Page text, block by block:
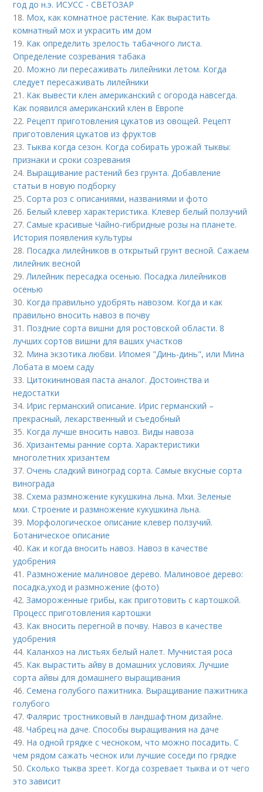
год до н.э. ИСУСС - СВЕТОЗАР
18. Мох, как комнатное растение. Как вырастить
комнатный мох и украсить им дом
19. Как определить зрелость табачного листа.
Определение созревания табака
20. Можно ли пересаживать лилейники летом. Когда
следует пересаживать лилейники
21. Как вывести клен американский с огорода навсегда.
Как появился американский клен в Европе
22. Рецепт приготовления цукатов из овощей. Рецепт
приготовления цукатов из фруктов
23. Тыква когда сезон. Когда собирать урожай тыквы:
признаки и сроки созревания
24. Выращивание растений без грунта. Добавление
статьи в новую подборку
25.Сорта роз с описаниями, названиями и фото
26. Белый клевер характеристика. Клевер белый ползучий
27.Самые красивые Чайно-гибридные розы на планете.
История появления культуры
28. Посадка лилейников в открытый грунт весной. Сажаем
лилейник весной
29. Лилейник пересадка осенью. Посадка лилейников
осенью
30. Когда правильно удобрять навозом. Когда и как
правильно вносить навоз в почву
31. Поздние сорта вишни для ростовской области. 8
лучших сортов вишни для ваших участков
32. Мина экзотика любви. Ипомея "Динь-динь", или Мина
Лобата в моем саду
33. Цитокининовая паста аналог. Достоинства и
недостатки
34. Ирис германский описание. Ирис германский –
прекрасный, лекарственный и съедобный
35. Когда лучше вносить навоз. Виды навоза
36.Хризантемы ранние сорта. Характеристики
многолетних хризантем
37.Очень сладкий виноград сорта. Самые вкусные сорта
винограда
38.Схема размножение кукушкина льна. Мхи. Зеленые
мхи. Строение и размножение кукушкина льна.
39. Морфологическое описание клевер ползучий.
Ботаническое описание
40. Как и когда вносить навоз. Навоз в качестве
удобрения
41. Размножение малиновое дерево. Малиновое дерево:
посадка,уход и размножение (фото)
42.Замороженные грибы, как приготовить с картошкой.
Процесс приготовления картошки
43. Как вносить перегной в почву. Навоз в качестве
удобрения
44. Каланхоэ на листьях белый налет. Мучнистая роса
45. Как вырастить айву в домашних условиях. Лучшие
сорта айвы для домашнего выращивания
46.Семена голубого пажитника. Выращивание пажитника
голубого
47.Фалярис тростниковый в ландшафтном дизайне.
48.Чабрец на даче. Способы выращивания на даче
49. На одной грядке с чесноком, что можно посадить. С
чем рядом сажать чеснок или лучшие соседи по грядке
50.Сколько тыква зреет. Когда созревает тыква и от чего
это зависит